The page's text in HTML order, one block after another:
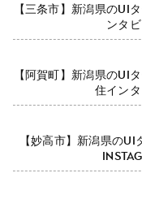
【三条市】新潟県のUI
ンタ
【阿賀町】新潟県のUI
住イン
【妙高市】新潟県の